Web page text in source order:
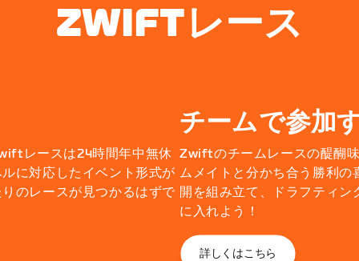
ZWIFTレース
レースは24時間年中無休
に対応したイベント形式が
のレースが見つかるはずで
チームで参加
Zwiftのチームレースの醍醐
ムメイトと分かち合う勝利
開を組み立て、ドラフティ
に入れよう！
詳しくはこちら